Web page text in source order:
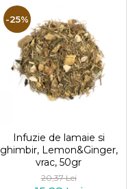
-25%
Infuzie de lamaie si
ghimbir, Lemon&Ginger,
vrac, 50gr
20,37 Lei